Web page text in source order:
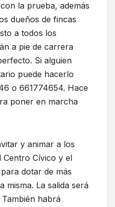
la prueba, además
dueños de fincas
a todos los
a pie de carrera
Si alguien
puede hacerlo
o 661774654. Hace
poner en marcha
y animar a los
Centro Cívico y el
dotar de más
misma. La salida será
habrá